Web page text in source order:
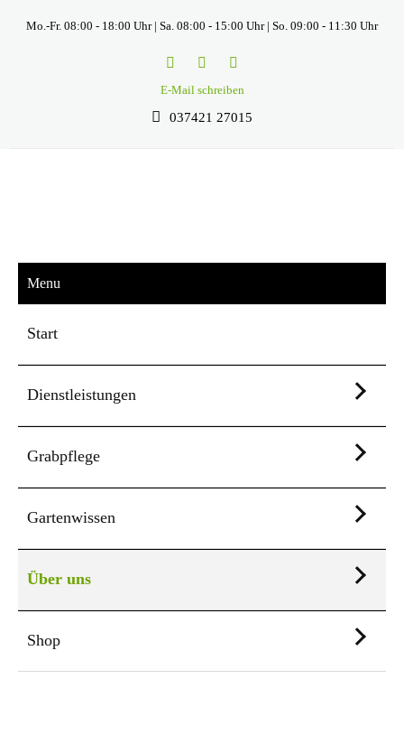
Mo.-Fr. 08:00 - 18:00 Uhr | Sa. 08:00 - 15:00 Uhr | So. 09:00 - 11:30 Uhr
E-Mail schreiben
037421 27015
Menu
Start
Dienstleistungen
Grabpflege
Gartenwissen
Über uns
Shop